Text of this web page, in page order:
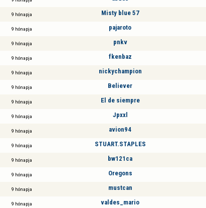
9 hónapja Misty blue 57
9 hónapja pajaroto
9 hónapja pnkv
9 hónapja fkenbaz
9 hónapja nickychampion
9 hónapja Believer
9 hónapja El de siempre
9 hónapja Jpxxl
9 hónapja avion94
9 hónapja STUART.STAPLES
9 hónapja bw121ca
9 hónapja Oregons
9 hónapja mustcan
9 hónapja valdes_mario